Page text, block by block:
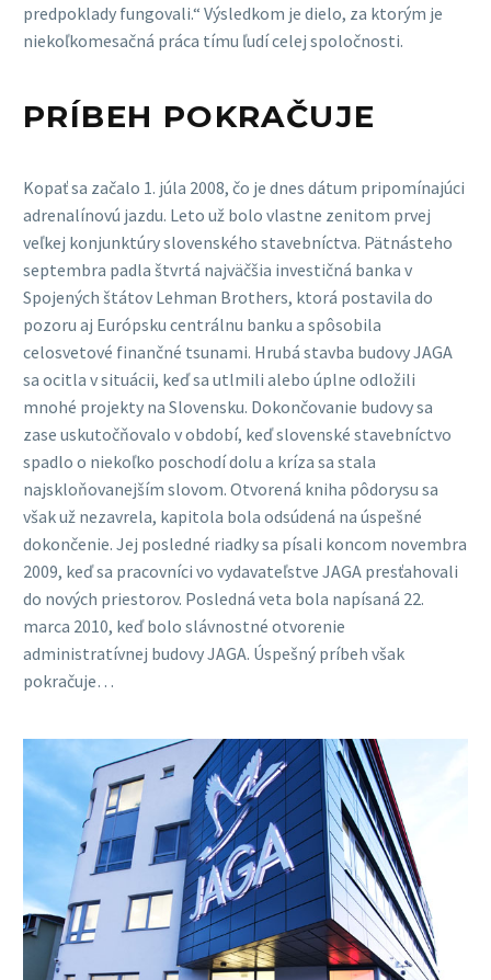
predpoklady fungovali.“ Výsledkom je dielo, za ktorým je
niekoľkomesačná práca tímu ľudí celej spoločnosti.
PRÍBEH POKRAČUJE
Kopať sa začalo 1. júla 2008, čo je dnes dátum pripomínajúci
adrenalínovú jazdu. Leto už bolo vlastne zenitom prvej
veľkej konjunktúry slovenského stavebníctva. Pätnásteho
septembra padla štvrtá najväčšia investičná banka v
Spojených štátov Lehman Brothers, ktorá postavila do
pozoru aj Európsku centrálnu banku a spôsobila
celosvetové finančné tsunami. Hrubá stavba budovy JAGA
sa ocitla v situácii, keď sa utlmili alebo úplne odložili
mnohé projekty na Slovensku. Dokončovanie budovy sa
zase uskutočňovalo v období, keď slovenské stavebníctvo
spadlo o niekoľko poschodí dolu a kríza sa stala
najskloňovanejším slovom. Otvorená kniha pôdorysu sa
však už nezavrela, kapitola bola odsúdená na úspešné
dokončenie. Jej posledné riadky sa písali koncom novembra
2009, keď sa pracovníci vo vydavateľstve JAGA presťahovali
do nových priestorov. Posledná veta bola napísaná 22.
marca 2010, keď bolo slávnostné otvorenie
administratívnej budovy JAGA. Úspešný príbeh však
pokračuje…